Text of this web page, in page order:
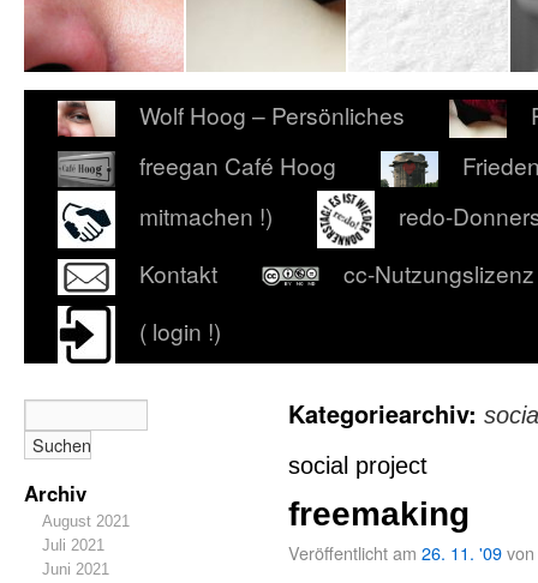
Wolf Hoog – Persönliches
freegan Café Hoog
mitmachen !)
redo-
Kontakt
cc-Nutzungslizenz
( login !)
Archiv
August 2021
Juli 2021
Juni 2021
Kategoriearchiv:
social project
freemaking
Veröffentlicht am 26. 11. '09von